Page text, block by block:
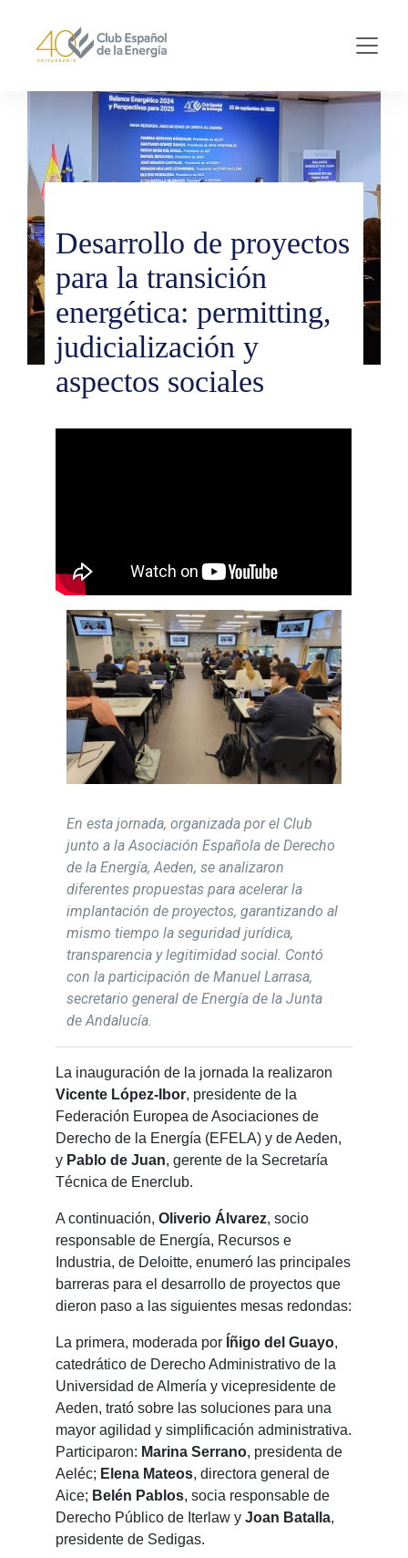
Desarrollo de proyectos
para la transición
energética: permitting,
judicialización y
aspectos sociales
En esta jornada, organizada por el Club
junto a la Asociación Española de Derecho
de la Energía, Aeden, se analizaron
diferentes propuestas para acelerar la
implantación de proyectos, garantizando al
mismo tiempo la seguridad jurídica,
transparencia y legitimidad social. Contó
con la participación de Manuel Larrasa,
secretario general de Energía de la Junta
de Andalucía.
La inauguración de la jornada la realizaron
Vicente López-Ibor, presidente de la
Federación Europea de Asociaciones de
Derecho de la Energía (EFELA) y de Aeden,
y Pablo de Juan, gerente de la Secretaría
Técnica de Enerclub.
A continuación,Oliverio Álvarez, socio
responsable de Energía, Recursos e
Industria, de Deloitte, enumeró las principales
barreras para el desarrollo de proyectos que
dieron paso a las siguientes mesas redondas:
La primera, moderada por Íñigo del Guayo,
catedrático de Derecho Administrativo de la
Universidad de Almería y vicepresidente de
Aeden, trató sobre las soluciones para una
mayor agilidad y simplificación administrativa.
Participaron: Marina Serrano, presidenta de
Aeléc; Elena Mateos, directora general de
Aice; Belén Pablos, socia responsable de
Derecho Público de Iterlaw yJoan Batalla,
presidente de Sedigas.